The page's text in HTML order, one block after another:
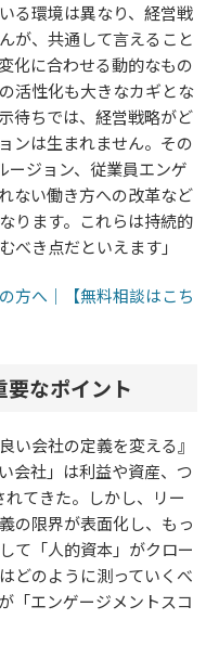
る環境は異なり、経営戦
が、共通して言えること
化に合わせる動的なもの
活性化も大きなカギとな
待ちでは、経営戦略がど
ンは生まれません。その
ージョン、従業員エンゲ
ない働き方への改革など
ります。これらは持続的
べき点だといえます」
方へ｜【無料相談はこち
要なポイント
い会社の定義を変える』
会社」は利益や資産、つ
てきた。しかし、リー
の限界が表面化し、もっ
て「人的資本」がクロー
どのように測っていくべ
「エンゲージメントスコ